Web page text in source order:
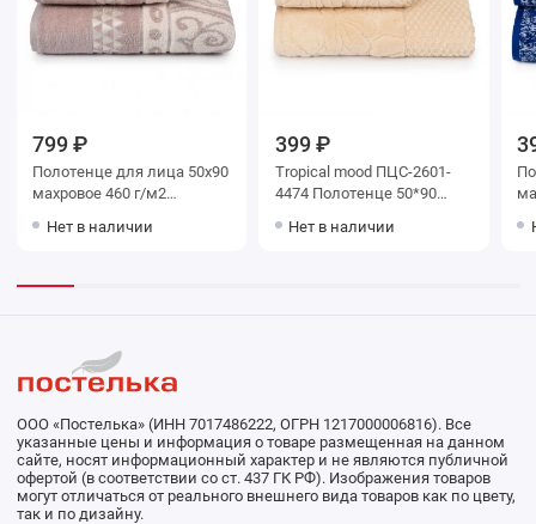
799 ₽
Полотенце для лица 50х90
махровое 460 г/м2
мануфактура Delizioso
Нет в наличии
399 ₽
Tropical mood ПЦС-2601-
4474 Полотенце 50*90
Нет в наличии
ООО «Постелька» (ИНН 7017486222, ОГРН 1217000006816). Все
указанные цены и информация о товаре размещенная на данном
сайте, носят информационный характер и не являются публичной
офертой (в соответствии со ст. 437 ГК РФ). Изображения товаров
могут отличаться от реального внешнего вида товаров как по цвету,
так и по дизайну.